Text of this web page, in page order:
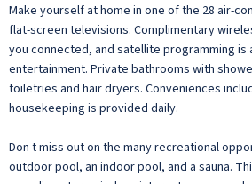
Make yourself at home in one of the 28 air-
flat-screen televisions. Complimentary
you connected, and satellite programming is
entertainment. Private bathrooms with
toiletries and hair dryers. Conveniences
housekeeping is provided daily.
Don t miss out on the many recreational
outdoor pool, an indoor pool, and a sauna.